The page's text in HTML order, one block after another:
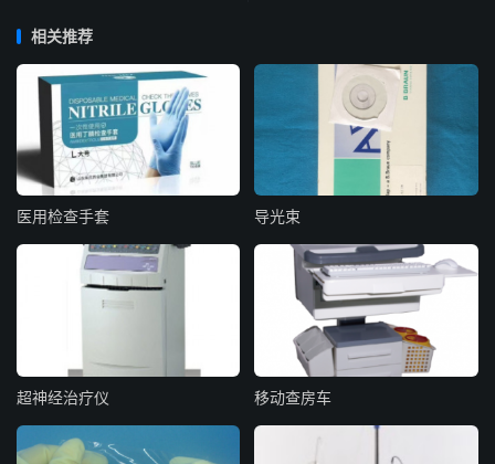
相关推荐
医用检查手套 导光束
超神经治疗仪 移动查房车